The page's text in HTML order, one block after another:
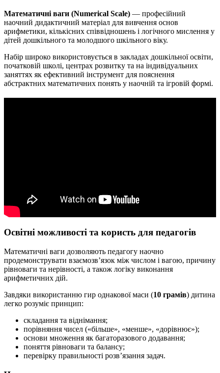
Математичні ваги (Numerical Scale) — професійний
наочний дидактичний матеріал для вивчення основ
арифметики, кількісних співвідношень і логічного мислення у
дітей дошкільного та молодшого шкільного віку.
Набір широко використовується в закладах дошкільної освіти,
початковій школі, центрах розвитку та на індивідуальних
заняттях як ефективний інструмент для пояснення
абстрактних математичних понять у наочній та ігровій формі.
Освітні можливості та користь для педагогів
Математичні ваги дозволяють педагогу наочно
продемонструвати взаємозв’язок між числом і вагою, причину
рівноваги та нерівності, а також логіку виконання
арифметичних дій.
Завдяки використанню гир однакової маси (10 грамів) дитина
легко розуміє принцип:
складання та віднімання;
порівняння чисел («більше», «менше», «дорівнює»);
основи множення як багаторазового додавання;
поняття рівноваги та балансу;
перевірку правильності розв’язання задач.